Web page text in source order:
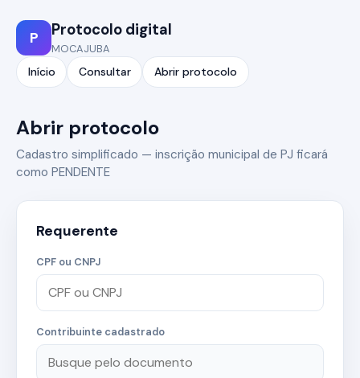
P Protocolo digital
MOCAJUBA
Início Consultar Abrir protocolo
Abrir protocolo
Cadastro simplificado — inscrição municipal de PJ ficará
como PENDENTE
Requerente
CPF ou CNPJ
Contribuinte cadastrado